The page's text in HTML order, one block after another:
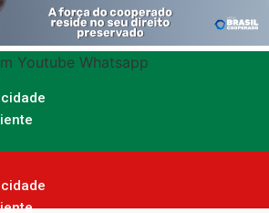
Youtube Whatsapp